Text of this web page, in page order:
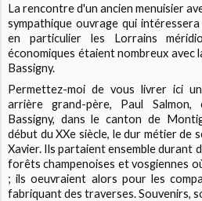
La rencontre d'un ancien menuisier
sympathique ouvrage qui
en particulier les Lorrains
économiques étaient nombreux avec
Bassigny.
Permettez-moi de vous livrer ici
arrière grand-père, Paul Salmon,
Bassigny, dans le canton de
début du XXe siècle, le dur métier de
Xavier. Ils partaient ensemble durant
forêts champenoises et vosgiennes
; ils oeuvraient alors pour les
fabriquant des traverses. Souvenirs,